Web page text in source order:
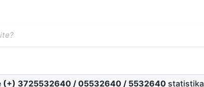
(+) 3725532640 /05532640 /5532640statistika